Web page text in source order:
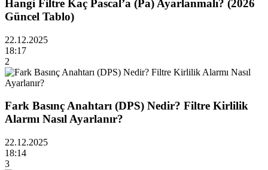
Hangi Filtre Kaç Pascal’a (Pa) Ayarlanmalı? (2026
Güncel Tablo)
22.12.2025
18:17
2
Fark Basınç Anahtarı (DPS) Nedir? Filtre Kirlilik
Alarmı Nasıl Ayarlanır?
22.12.2025
18:14
3